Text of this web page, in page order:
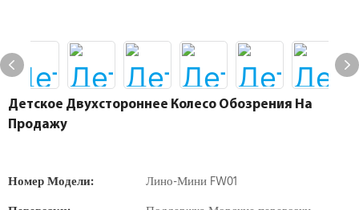
Детское Двухстороннее Колесо Обозрения На
Продажу
Номер Модели:
Лино-Мини FW01